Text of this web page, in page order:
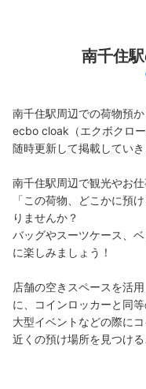
南千住
南千住駅周辺での荷物預
ecbo cloak（エクボクロ
随時更新して掲載していき
南千住駅周辺で観光やお
「この荷物、どこかに預
りませんか？
バッグやスーツケース、
に楽しみましょう！
店舗の空きスペースを活
に、コインロッカーと同
大型イベントなどの際に
近くの預け場所を見つける